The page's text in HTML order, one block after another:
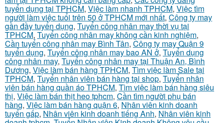
tuyển dụng tại TPHCM, Việc làm nhanh TPHCM, Việc tìm
người làm việc tuổi trên 50 ở TPHCM mới nhất, Công ty may
gần đầy tuyển dụng, Tuyển công nhân may thời vụ tại
TPHCM, Tuyển công nhân may không cần kinh nghiệm,
Cần tuyển công nhân may Bình Tân, Công ty may Quận 9
tuyển dụng, Tuyển công nhân may bao AN ở, Tuyển dụng
công nhân may, Tuyển công nhân may tại Thuận An, Bình
Dương, Việc làm bán hàng TPHCM, Tìm việc làm Sale tại
TPHCM, Tuyển nhân viên bán hàng tại shop, Tuyển nhân
viên bán hàng quần áo TPHCM, Tìm việc làm bán hàng siêu
thị, Việc làm bán thịt heo tphcm, Cần tìm người phụ bán
hàng, Việc làm bán hàng quận 6, Nhân viên kinh doanh
tuyển gấp, Nhân viên kinh doanh tiếng Anh, Nhân viên kinh